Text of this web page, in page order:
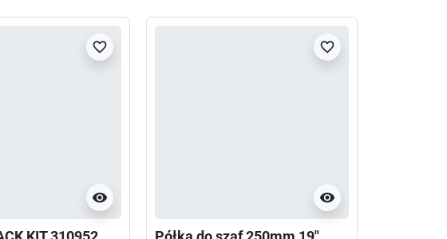
visibility
favorite_border
visibility
favorite_border